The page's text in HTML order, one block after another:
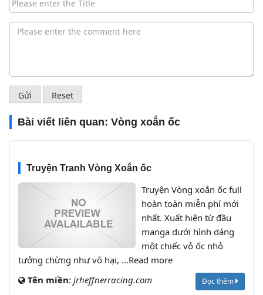
Bài viết liên quan: Vòng xoắn ốc
Truyện Tranh Vòng Xoắn ốc
Truyện Vòng xoắn ốc full
hoàn toàn miễn phí mới
nhất. Xuất hiện từ đầu
manga dưới hình dáng
một chiếc vỏ ốc nhỏ
tưởng chừng như vô hại, ...Read more
Tên miền: jrheffnerracing.com Đọc thêm